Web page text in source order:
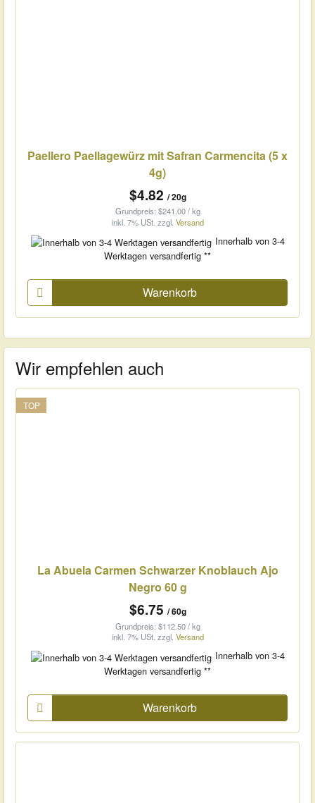
Paellero Paellagewürz mit Safran Carmencita (5 x
4g)
$4.82 / 20g
Grundpreis: $241.00 / kg
inkl. 7% USt. zzgl. Versand
Innerhalb von 3-4
Werktagen versandfertig **
Warenkorb
Wir empfehlen auch
TOP
La Abuela Carmen Schwarzer Knoblauch Ajo
Negro 60 g
$6.75 / 60g
Grundpreis: $112.50 / kg
inkl. 7% USt. zzgl. Versand
Innerhalb von 3-4
Werktagen versandfertig **
Warenkorb